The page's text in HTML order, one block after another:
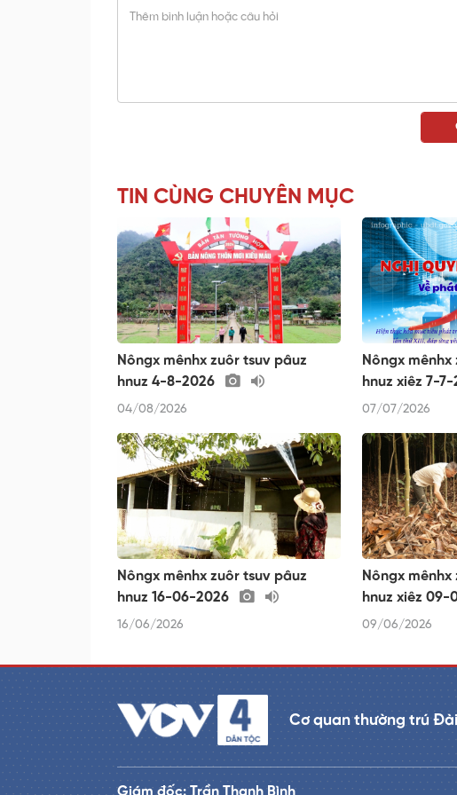
TIN CÙNG CHUYÊN MỤC
Nôngx mênhx zuôr tsuv pâuz
hnuz 4-8-2026
04/08/2026
Nôngx
hnuz xiêz 7-
07/07/2026
Nôngx mênhx zuôr tsuv pâuz
hnuz 16-06-2026
16/06/2026
Nôngx
hnuz xiêz 09-
09/06/2026
Cơ quan thường trú Đài
Giám đốc: Trần Thanh Bình